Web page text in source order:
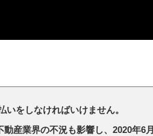
をしなければいけません。
産業界の不況も影響し、2020年6月